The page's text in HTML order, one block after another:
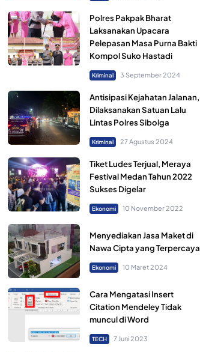
Polres Pakpak Bharat
Laksanakan Upacara
Pelepasan Masa Purna Bakti
Kompol Suko Hastadi
Kriminal 3 September 2024
Antisipasi Kejahatan Jalanan,
Dilaksanakan Satuan Lalu
Lintas Polres Sibolga
Kriminal 27 Agustus 2024
Tiket Ludes Terjual, Meraya
Festival Medan Tahun 2022
Sukses Digelar
Ekonomi 10 November 2022
Menyediakan Jasa Maket di
Nawa Cipta yang Terpercaya
Ekonomi 10 Maret 2024
Cara Mengatasi Insert
Citation Mendeley Tidak
muncul di Word
TECH 7 Juni 2023